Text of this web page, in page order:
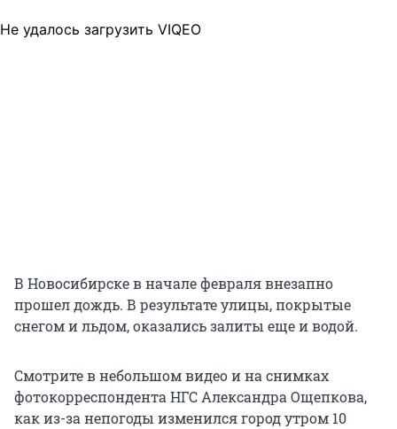
Не удалось загрузить VIQEO
В Новосибирске в начале февраля внезапно
прошел дождь. В результате улицы, покрытые
снегом и льдом, оказались залиты еще и водой.
Смотрите в небольшом видео и на снимках
фотокорреспондента НГС Александра Ощепкова,
как из-за непогоды изменился город утром 10